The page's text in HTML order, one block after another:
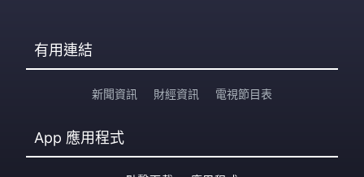
有用連結
新聞資訊 財經資訊 電視節目表
App 應用程式